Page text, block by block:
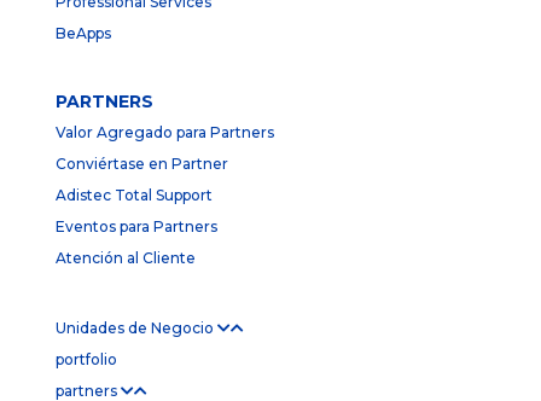
BeApps
PARTNERS
Valor Agregado para Partners
Conviértase en Partner
Adistec Total Support
Eventos para Partners
Atención al Cliente
Unidades de Negocio
portfolio
partners